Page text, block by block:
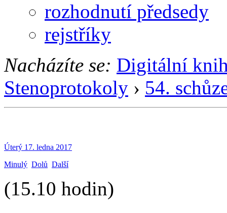
rozhodnutí předsedy
rejstříky
Nacházíte se: Digitální
Stenoprotokoly › 54.
Úterý 17. ledna 2017
Minulý Dolů Další
(15.10 hodin)